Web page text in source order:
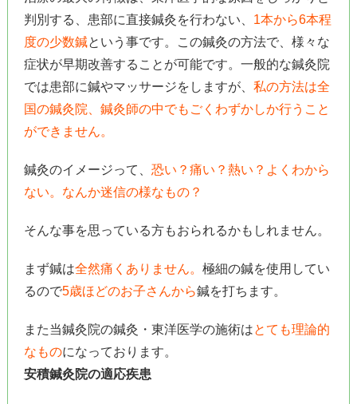
判別する、患部に直接鍼灸を行わない、 1本から6本程
度の少数鍼という事です。この鍼灸の方法で、様々な
症状が早期改善することが可能です。一般的な鍼灸院
では患部に鍼やマッサージをしますが、 私の方法は全
国の鍼灸院、鍼灸師の中でもごくわずかしか行うこと
ができません。
鍼灸のイメージって、 恐い？痛い？熱い？よくわから
ない。なんか迷信の様なもの？
そんな事を思っている方もおられるかもしれません。
まず鍼は全然痛くありません。 極細の鍼を使用してい
るので5歳ほどのお子さんから鍼を打ちます。
また当鍼灸院の鍼灸・東洋医学の施術はとても理論的
なものになっております。
安積鍼灸院の適応疾患